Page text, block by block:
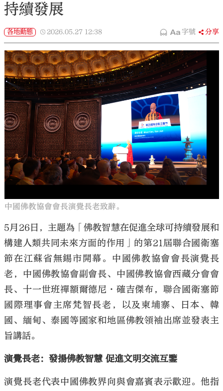
持續發展
各地動態 2026.05.27 12:38 字號 分享
中國佛教協會會長演覺長老致辭。
5月26日，主題為「佛教智慧在促進全球可持續發展和
構建人類共同未來方面的作用」的第21屆聯合國衛塞
節在江蘇省無錫市開幕。中國佛教協會會長演覺長
老，中國佛教協會副會長、中國佛教協會西藏分會會
長、十一世班禪額爾德尼·確吉傑布，聯合國衛塞節
國際理事會主席梵智長老，以及柬埔寨、日本、韓
國、緬甸、泰國等國家和地區佛教領袖出席並發表主
旨講話。
演覺長老：發揚佛教智慧 促進文明交流互鑒
演覺長老代表中國佛教界向與會嘉賓表示歡迎。他指